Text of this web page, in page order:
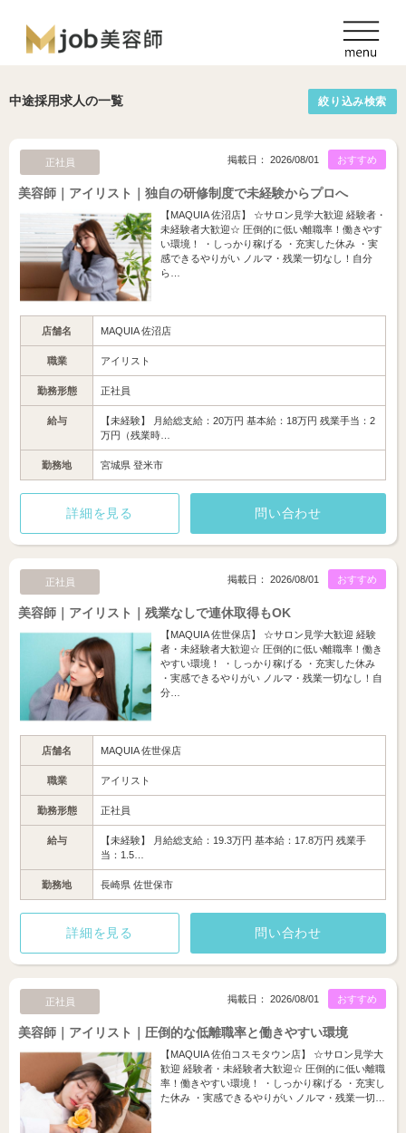
中途採用求人の一覧 絞り込み検索
正社員 おすすめ
掲載日： 2026/08/01
美容師｜アイリスト｜独自の研修制度で未経験からプロへ
【MAQUIA 佐沼店】 ☆サロン見学大歓迎 経験者・
未経験者大歓迎☆ 圧倒的に低い離職率！働きやす
い環境！ ・しっかり稼げる ・充実した休み ・実
感できるやりがい ノルマ・残業一切なし！自分
ら…
店舗名 MAQUIA 佐沼店
職業 アイリスト
勤務形態 正社員
給与
【未経験】 月給総支給：20万円 基本給：18万円 残業手当：2
万円（残業時…
勤務地 宮城県 登米市
詳細を見る 問い合わせ
正社員 おすすめ
掲載日： 2026/08/01
美容師｜アイリスト｜残業なしで連休取得もOK
【MAQUIA 佐世保店】 ☆サロン見学大歓迎 経験
者・未経験者大歓迎☆ 圧倒的に低い離職率！働き
やすい環境！ ・しっかり稼げる ・充実した休み
・実感できるやりがい ノルマ・残業一切なし！自
分…
店舗名 MAQUIA 佐世保店
職業 アイリスト
勤務形態 正社員
給与
【未経験】 月給総支給：19.3万円 基本給：17.8万円 残業手
当：1.5…
勤務地 長崎県 佐世保市
詳細を見る 問い合わせ
正社員 おすすめ
掲載日： 2026/08/01
美容師｜アイリスト｜圧倒的な低離職率と働きやすい環境
【MAQUIA 佐伯コスモタウン店】 ☆サロン見学大
歓迎 経験者・未経験者大歓迎☆ 圧倒的に低い離職
率！働きやすい環境！ ・しっかり稼げる ・充実し
た休み ・実感できるやりがい ノルマ・残業一切…